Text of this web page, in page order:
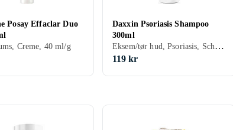
Posay Effaclar Duo
Creme, 40 ml/g
Daxxin Psoriasis Shampoo
300ml
Eksem/tør hud, Psoriasis, Schampo, 300 ml/g
119 kr